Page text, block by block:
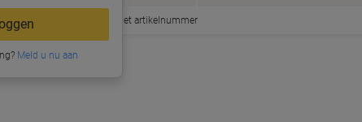
Meld u nu aan
Snel bestellen met artikelnummer